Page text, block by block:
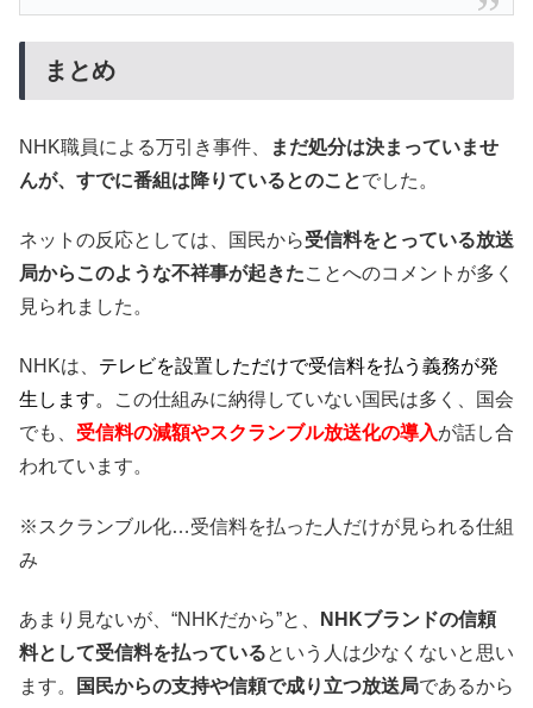
まとめ
NHK職員による万引き事件、
まだ処分は決まっていませ
んが、すでに番組は降りているとのことでした。
ネットの反応としては、国民から受信料をとっている放送
局からこのような不祥事が起きたことへのコメントが多く
見られました。
NHKは、 テレビを設置しただけで受信料を払う義務が発
生します。
この仕組みに納得していない国民は多く、国会
でも、 受信料の減額やスクランブル放送化の導入が話し合
われています。
※スクランブル化…受信料を払った人だけが見られる仕組
み
あまり見ないが、“NHKだから”と、
NHKブランドの信頼
料として受信料を払っているという人は少なくないと思い
ます。
国民からの支持や信頼で成り立つ放送局であるから